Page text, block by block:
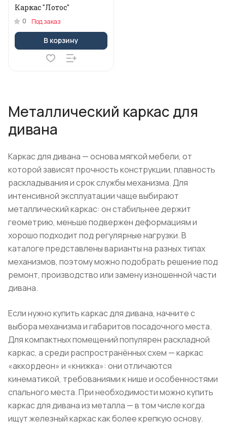
Каркас "Лотос"
0 Под заказ
В корзину
Металлический каркас для
дивана
Каркас для дивана — основа мягкой мебели, от
которой зависят прочность конструкции, плавность
раскладывания и срок службы механизма. Для
интенсивной эксплуатации чаще выбирают
металлический каркас: он стабильнее держит
геометрию, меньше подвержен деформациям и
хорошо подходит под регулярные нагрузки. В
каталоге представлены варианты на разных типах
механизмов, поэтому можно подобрать решение под
ремонт, производство или замену изношенной части
дивана.
Если нужно купить каркас для дивана, начните с
выбора механизма и габаритов посадочного места.
Для компактных помещений популярен раскладной
каркас, а среди распространённых схем — каркас
«аккордеон» и «книжка»: они отличаются
кинематикой, требованиями к нише и особенностями
спального места. При необходимости можно купить
каркас для дивана из металла — в том числе когда
ищут железный каркас как более крепкую основу.